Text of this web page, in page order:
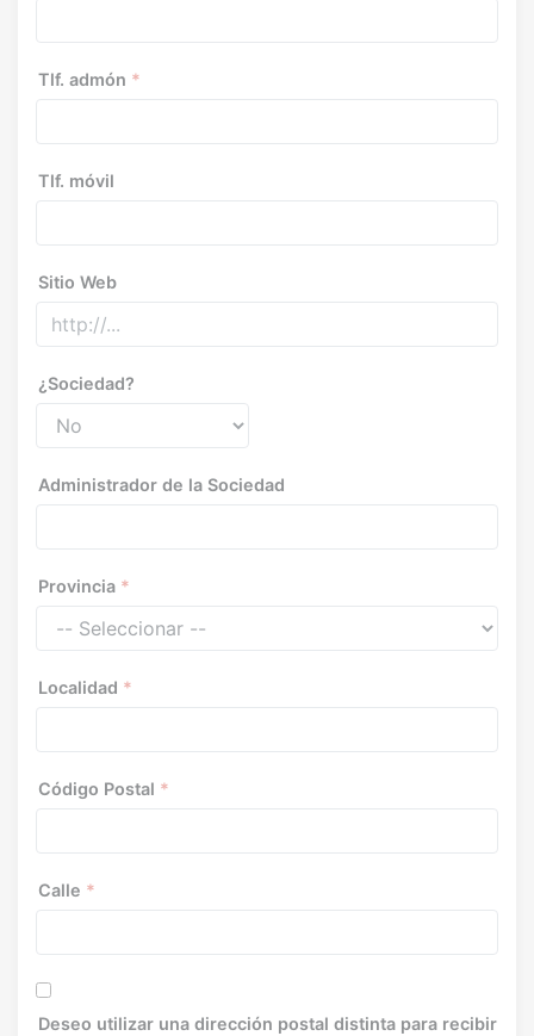
Tlf. admón *
Tlf. móvil
Sitio Web
¿Sociedad?
Administrador de la Sociedad
Provincia *
Localidad *
Código Postal *
Calle *
Deseo utilizar una dirección postal distinta para recibir